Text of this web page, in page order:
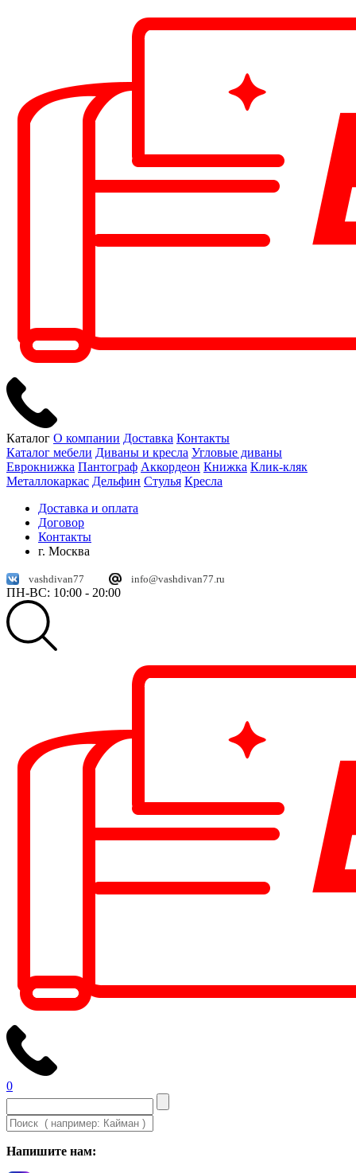
Каталог О компании Доставка Контакты
Каталог мебели Диваны и кресла Угловые диваны
Еврокнижка Пантограф Аккордеон Книжка Клик-кляк
Металлокаркас Дельфин Стулья Кресла
Доставка и оплата
Договор
Контакты
г. Москва
vashdivan77 info@vashdivan77.ru
ПН-ВС: 10:00 - 20:00
0
Напишите нам: